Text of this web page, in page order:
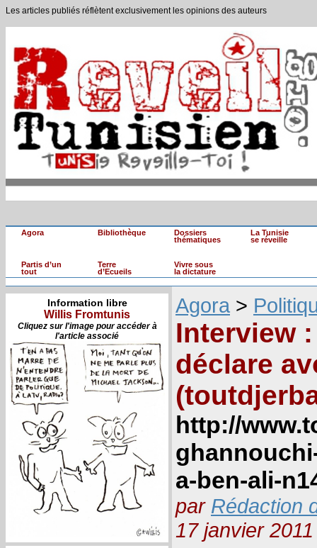
Les articles publiés réflètent exclusivement les opinions des auteurs
Agora Bibliothèque
Dossiers
thématiques
La Tunisie
se réveille
Partis d’un
tout
Terre
d’Ecueils
Vivre sous
la dictature
Information libre
Willis Fromtunis
Cliquez sur l'image pour accéder à
l'article associé
Agora >
Interview
déclare
http://
a-ben-ali-
par Rédaction
17 janvier 2011